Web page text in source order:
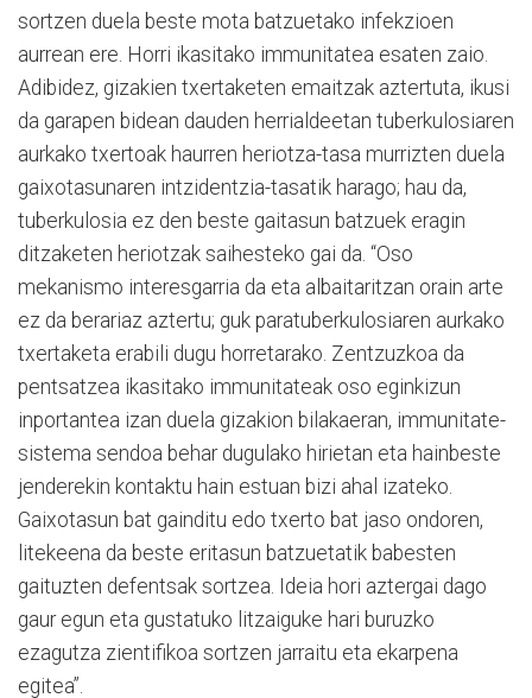
sortzen duela beste mota batzuetako infekzioen
aurrean ere. Horri ikasitako immunitatea esaten zaio.
Adibidez, gizakien txertaketen emaitzak aztertuta, ikusi
da garapen bidean dauden herrialdeetan tuberkulosiaren
aurkako txertoak haurren heriotza-tasa murrizten duela
gaixotasunaren intzidentzia-tasatik harago; hau da,
tuberkulosia ez den beste gaitasun batzuek eragin
ditzaketen heriotzak saihesteko gai da. “Oso
mekanismo interesgarria da eta albaitaritzan orain arte
ez da berariaz aztertu; guk paratuberkulosiaren aurkako
txertaketa erabili dugu horretarako. Zentzuzkoa da
pentsatzea ikasitako immunitateak oso eginkizun
inportantea izan duela gizakion bilakaeran, immunitate-
sistema sendoa behar dugulako hirietan eta hainbeste
jenderekin kontaktu hain estuan bizi ahal izateko.
Gaixotasun bat gainditu edo txerto bat jaso ondoren,
litekeena da beste eritasun batzuetatik babesten
gaituzten defentsak sortzea. Ideia hori aztergai dago
gaur egun eta gustatuko litzaiguke hari buruzko
ezagutza zientifikoa sortzen jarraitu eta ekarpena
egitea”.